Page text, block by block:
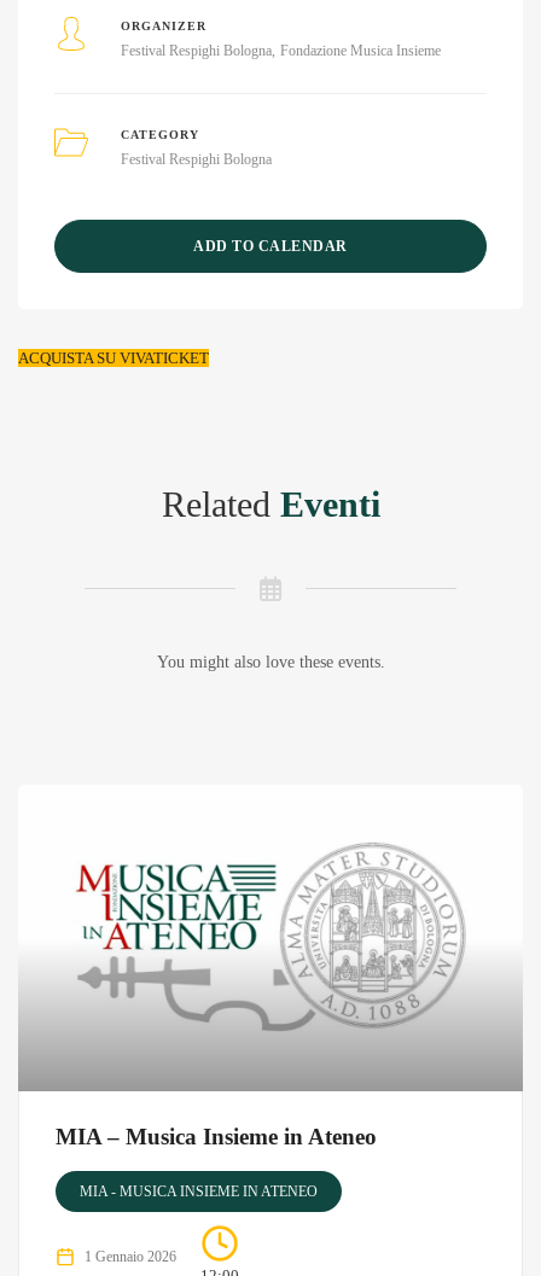
ORGANIZER
Festival Respighi Bologna Fondazione Musica Insieme
CATEGORY
Festival Respighi Bologna
ADD TO CALENDAR
ACQUISTA SU VIVATICKET
Related Eventi
You might also love these events.
MIA – Musica Insieme in Ateneo
MIA - MUSICA INSIEME IN ATENEO
1 Gennaio 2026